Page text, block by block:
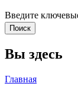
Введите
Вы здесь
Главная